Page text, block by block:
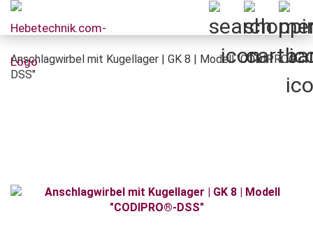
Anschlagwirbel mit Kugellager | GK 8 | Modell "CODIPRO®-
DSS"